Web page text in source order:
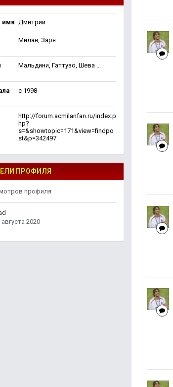
имя Дмитрий
Милан, Заря
Мальдини, Гаттузо, Шева ...
c 1998
http://forum.acmilanfan.ru/index.p
hp?
s=&showtopic=171&view=findpo
st&p=342497
ПРОФИЛЯ
профиля
августа 2020